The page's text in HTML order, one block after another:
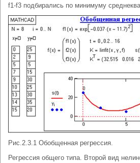
f1-f3 подбирались по минимуму
Рис.2.3.1 Обобщенная регрессия.
Регрессия общего типа. Второй вид